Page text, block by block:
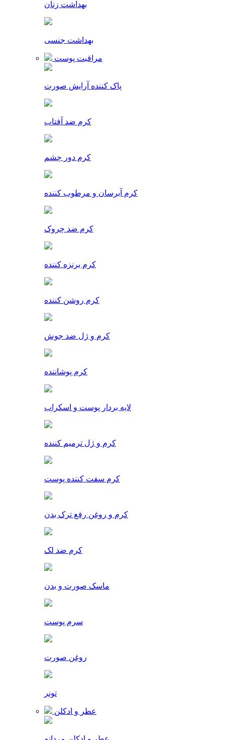
بهداشت زنان
بهداشت جنسی
مراقبت پوست
پاک کننده آرایش صورت
کرم ضد آفتاب
کرم دور چشم
کرم آبرسان و مرطوب کننده
کرم ضد چروک
کرم برنزه کننده
کرم روشن کننده
کرم و ژل ضد جوش
کرم پوشاننده
لایه بردار پوست و اسکراب
کرم و ژل ترمیم کننده
کرم سفت کننده پوست
کرم و روغن رفع ترک بدن
کرم ضد لک
ماسک صورت و بدن
سرم پوست
روغن صورت
تونر
عطر و ادکلن